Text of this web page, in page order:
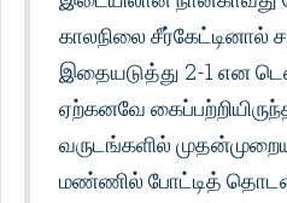
காலநிலை சீர்கேட்டினால்
இதையடுத்து 2-1 என
ஏற்கனவே
வருடங்களில்
மண்ணில் போட்டித்